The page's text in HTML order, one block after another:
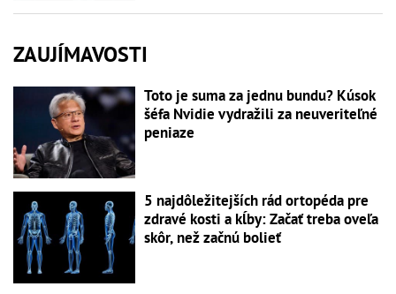
ZAUJÍMAVOSTI
Toto je suma za jednu bundu? Kúsok
šéfa Nvidie vydražili za neuveriteľné
peniaze
5 najdôležitejších rád ortopéda pre
zdravé kosti a kĺby: Začať treba oveľa
skôr, než začnú bolieť